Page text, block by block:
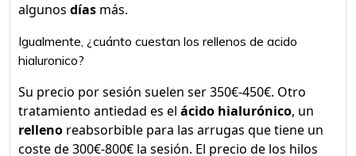
algunos días más.
Igualmente, ¿cuánto cuestan los rellenos de acido
hialuronico?
Su precio por sesión suelen ser 350€-450€. Otro
tratamiento antiedad es el ácido hialurónico, un
relleno reabsorbible para las arrugas que tiene un
coste de 300€-800€ la sesión. El precio de los hilos